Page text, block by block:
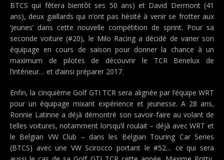
BTCS qui fêtera bientôt ses 50 ans) et David Dermont (41
ans), deux gaillards qui n’ont pas hésité à venir se frotter aux
‘jeunes’ dans cette nouvelle compétition de sprint. Pour sa
seconde voiture (#20), le Milo Racing a décidé de varier son
équipage en cours de saison pour donner la chance à un
maximum de pilotes de découvrir le TCR Benelux de
l’intérieur… et d’ainsi préparer 2017.
Enfin, la cinquième Golf GTI TCR sera alignée par l’équipe WRT
pour un équipage mixant expérience et jeunesse. A 28 ans,
Ronnie Latinne a déjà démontré son savoir-faire au volant de
telles voitures, notamment lorsqu’il roulait – déjà avec WRT et
le Belgian VW Club – dans les Belgian Touring Car Series
(BTCS) avec une VW Scirocco portant le #52… ce qui sera